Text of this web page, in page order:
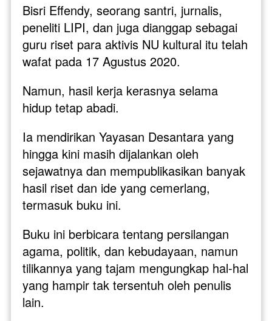
Bisri Effendy, seorang santri, jurnalis,
peneliti LIPI, dan juga dianggap sebagai
guru riset para aktivis NU kultural itu telah
wafat pada 17 Agustus 2020.
Namun, hasil kerja kerasnya selama
hidup tetap abadi.
Ia mendirikan Yayasan Desantara yang
hingga kini masih dijalankan oleh
sejawatnya dan mempublikasikan banyak
hasil riset dan ide yang cemerlang,
termasuk buku ini.
Buku ini berbicara tentang persilangan
agama, politik, dan kebudayaan, namun
tilikannya yang tajam mengungkap hal-hal
yang hampir tak tersentuh oleh penulis
lain.